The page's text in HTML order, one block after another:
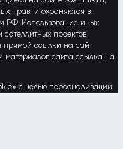
прав, и охраняются в
РФ. Использование иных
проектов
прямой ссылки на сайт
материалов сайта ссылка на
с целью персонализации